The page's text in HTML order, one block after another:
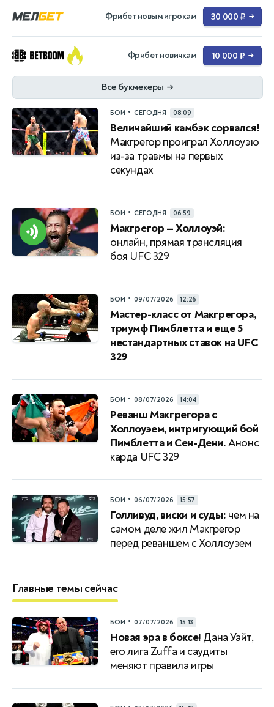
Фрибет новым игрокам 30 000 ₽ →
Фрибет новичкам 10 000 ₽ →
Все букмекеры →
БОИ • СЕГОДНЯ 08:09
Величайший камбэк сорвался!
Макгрегор проиграл Холлоуэю
из-за травмы на первых
секундах
БОИ • СЕГОДНЯ 06:59
Макгрегор — Холлоуэй:
онлайн, прямая трансляция
боя UFC 329
БОИ • 09/07/2026 12:26
Мастер-класс от Макгрегора,
триумф Пимблетта и еще 5
нестандартных ставок на UFC
329
БОИ • 08/07/2026 14:04
Реванш Макгрегора с
Холлоуэем, интригующий бой
Пимблетта и Сен-Дени.Анонс
карда UFC 329
БОИ • 06/07/2026 15:57
Голливуд, виски и суды: чем на
самом деле жил Макгрегор
перед реваншем с Холлоуэем
Главные темы сейчас
БОИ • 07/07/2026 15:13
Новая эра в боксе! Дана Уайт,
его лига Zuffa и саудиты
меняют правила игры